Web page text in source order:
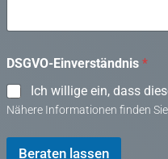
b
e
i
DSGVO-Einverständnis *
Ich willige ein, dass
Nähere Informationen finden
Beraten lassen